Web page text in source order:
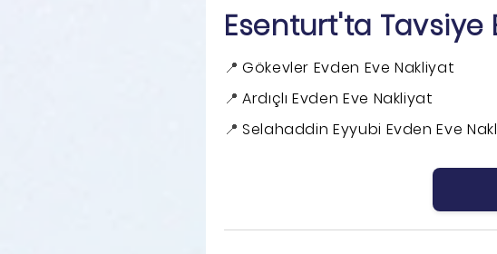
Esenturt'ta Tavsiye
Gökevler Evden Eve Nakliyat
Ardıçlı Evden Eve Nakliyat
Selahaddin Eyyubi Evden Eve